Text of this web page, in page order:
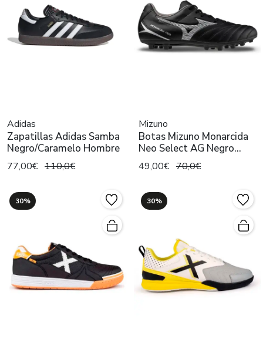
Adidas
Zapatillas Adidas Samba
Negro/Caramelo Hombre
77,00€ 110,0€
Mizuno
Botas Mizuno Monarcida
Neo Select AG Negro
Hombre
49,00€ 70,0€
30% 30%